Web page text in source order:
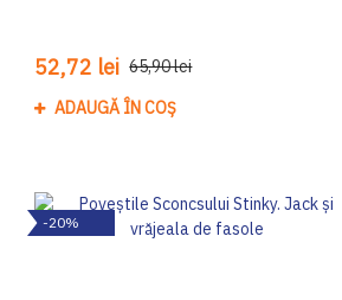
52,72 lei 65,90 lei
ADAUGĂ ÎN COȘ
-20%